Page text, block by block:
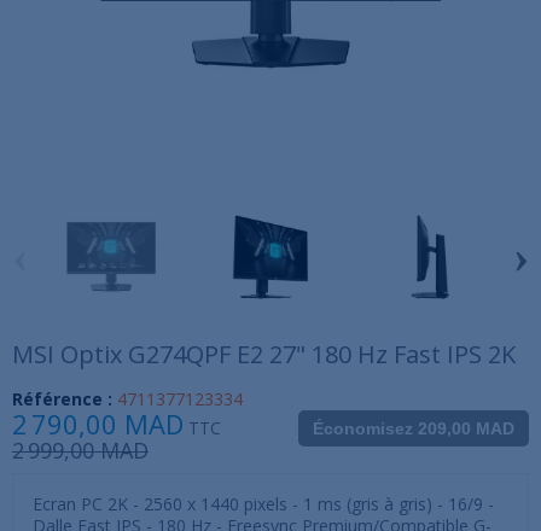
›
MSI Optix G274QPF E2 27" 180 Hz Fast IPS 2K
Référence : 4711377123334
Économisez 209,00 MAD
2 790,00 MAD TTC
2 999,00 MAD
Ecran PC 2K - 2560 x 1440 pixels - 1 ms (gris à gris) - 16/9 -
Dalle Fast IPS - 180 Hz - Freesync Premium/Compatible G-